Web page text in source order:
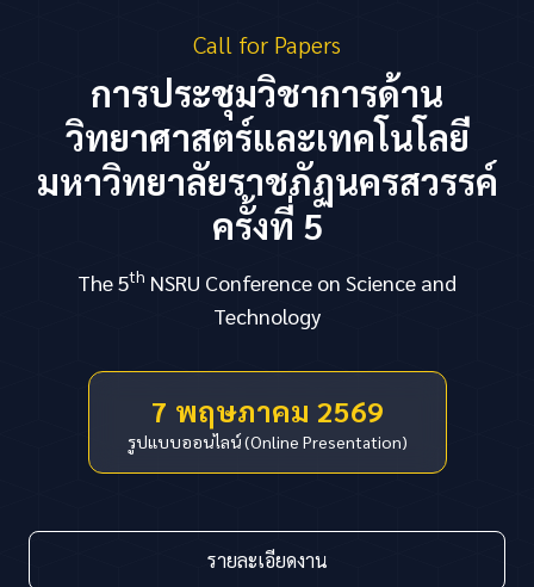
Call for Papers
การประชุมวิชาการด้าน
วิทยาศาสตร์และเทคโนโลยี
มหาวิทยาลัยราชภัฏนครสวรรค์
ครั้งที่ 5
The 5th NSRU Conference on Science and
Technology
7 พฤษภาคม 2569
รูปแบบออนไลน์ (Online Presentation)
รายละเอียดงาน